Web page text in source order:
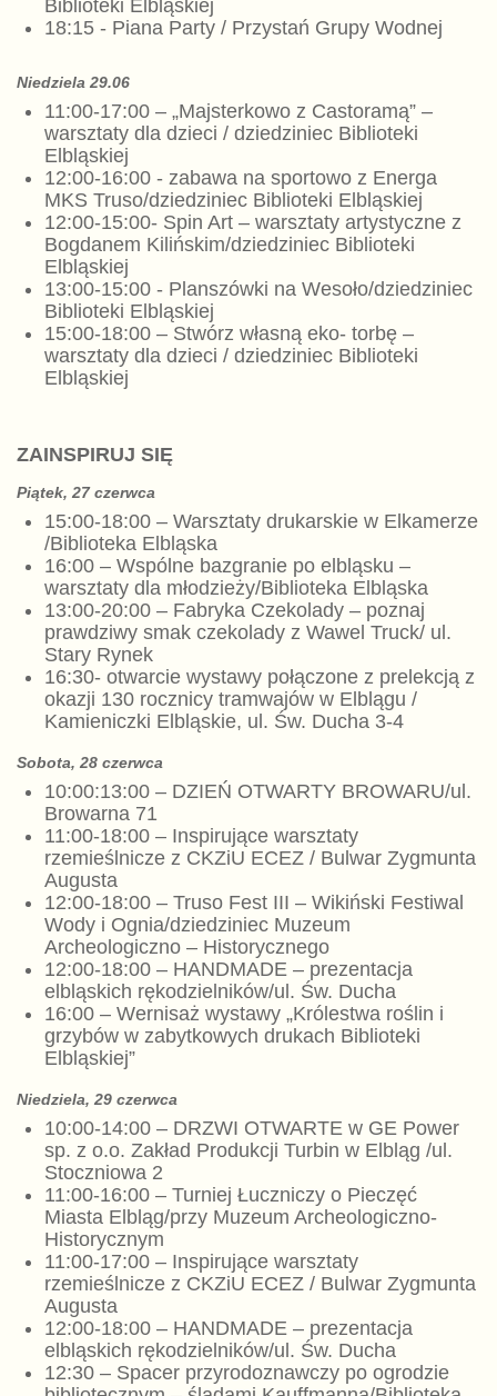
Biblioteki Elbląskiej
18:15 - Piana Party / Przystań Grupy Wodnej
Niedziela 29.06
11:00-17:00 – „Majsterkowo z Castoramą” –
warsztaty dla dzieci / dziedziniec Biblioteki
Elbląskiej
12:00-16:00 - zabawa na sportowo z Energa
MKS Truso/dziedziniec Biblioteki Elbląskiej
12:00-15:00- Spin Art – warsztaty artystyczne z
Bogdanem Kilińskim/dziedziniec Biblioteki
Elbląskiej
13:00-15:00 - Planszówki na Wesoło/dziedziniec
Biblioteki Elbląskiej
15:00-18:00 – Stwórz własną eko- torbę –
warsztaty dla dzieci / dziedziniec Biblioteki
Elbląskiej
ZAINSPIRUJ SIĘ
Piątek, 27 czerwca
15:00-18:00 – Warsztaty drukarskie w Elkamerze
/Biblioteka Elbląska
16:00 – Wspólne bazgranie po elbląsku –
warsztaty dla młodzieży/Biblioteka Elbląska
13:00-20:00 – Fabryka Czekolady – poznaj
prawdziwy smak czekolady z Wawel Truck/ ul.
Stary Rynek
16:30- otwarcie wystawy połączone z prelekcją z
okazji 130 rocznicy tramwajów w Elblągu /
Kamieniczki Elbląskie, ul. Św. Ducha 3-4
Sobota, 28 czerwca
10:00:13:00 – DZIEŃ OTWARTY BROWARU/ul.
Browarna 71
11:00-18:00 – Inspirujące warsztaty
rzemieślnicze z CKZiU ECEZ / Bulwar Zygmunta
Augusta
12:00-18:00 – Truso Fest III – Wikiński Festiwal
Wody i Ognia/dziedziniec Muzeum
Archeologiczno – Historycznego
12:00-18:00 – HANDMADE – prezentacja
elbląskich rękodzielników/ul. Św. Ducha
16:00 – Wernisaż wystawy „Królestwa roślin i
grzybów w zabytkowych drukach Biblioteki
Elbląskiej”
Niedziela, 29 czerwca
10:00-14:00 – DRZWI OTWARTE w GE Power
sp. z o.o. Zakład Produkcji Turbin w Elbląg /ul.
Stoczniowa 2
11:00-16:00 – Turniej Łuczniczy o Pieczęć
Miasta Elbląg/przy Muzeum Archeologiczno-
Historycznym
11:00-17:00 – Inspirujące warsztaty
rzemieślnicze z CKZiU ECEZ / Bulwar Zygmunta
Augusta
12:00-18:00 – HANDMADE – prezentacja
elbląskich rękodzielników/ul. Św. Ducha
12:30 – Spacer przyrodoznawczy po ogrodzie